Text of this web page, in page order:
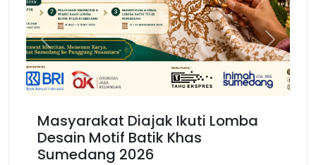
Diajak Ikuti Lomba
Motif Batik Khas
2026
Previous Next